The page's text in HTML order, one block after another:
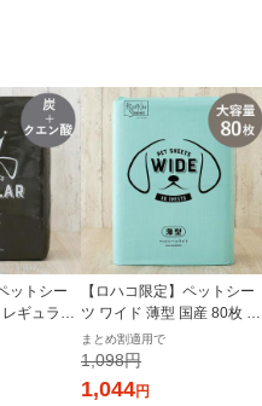
ットシー
ギュラー
産 80枚 1
リジナル
【ロハコ限定】ペットシー
ツ ワイド 薄型 国産 80枚 1
袋 ペットシート オリジナル
まとめ割適用で
1,098円
1,044円